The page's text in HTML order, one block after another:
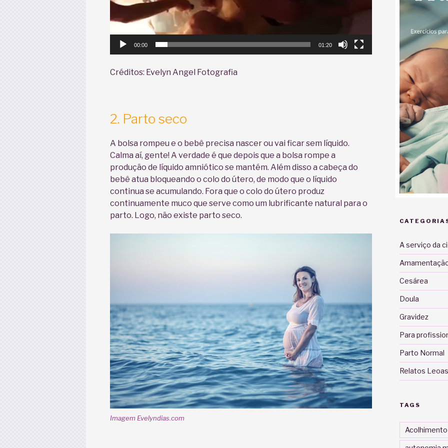
00:00 01:20
Créditos: Evelyn Angel Fotografia
2. Parto seco
A bolsa rompeu e o bebê precisa nascer ou vai ficar sem líquido.
Calma aí, gente! A verdade é que depois que a bolsa rompe a
produção de líquido amniótico se mantém. Além disso a cabeça do
bebê atua bloqueando o colo do útero, de modo que o líquido
continua se acumulando. Fora que o colo do útero produz
continuamente muco que serve como um lubrificante natural para o
parto. Logo, não existe parto seco.
Imagem Evelyndias.com
A serviço da
Cesárea
Doula
Gravidez
Para
Parto Normal
Relatos
TAGS
Acolhimento